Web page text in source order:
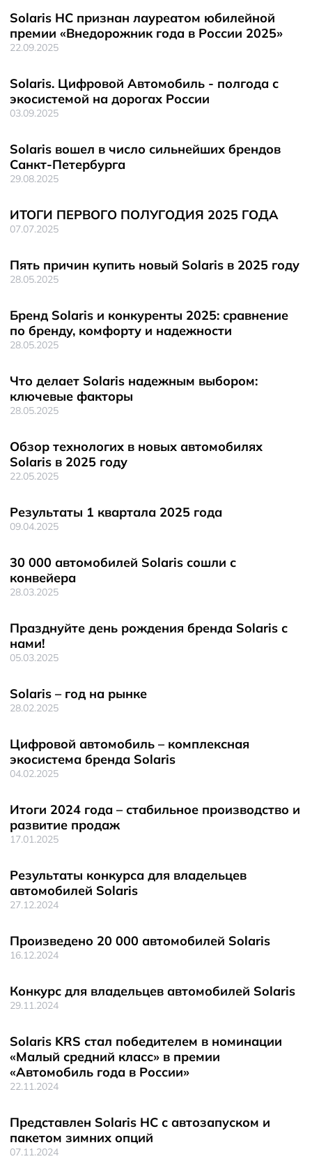
Solaris HC признан лауреатом юбилейной
премии «Внедорожник года в России 2025»
22.09.2025
Solaris. Цифровой Автомобиль - полгода с
экосистемой на дорогах России
03.09.2025
Solaris вошел в число сильнейших брендов
Санкт-Петербурга
29.08.2025
ИТОГИ ПЕРВОГО ПОЛУГОДИЯ 2025 ГОДА
07.07.2025
Пять причин купить новый Solaris в 2025 году
28.05.2025
Бренд Solaris и конкуренты 2025: сравнение
по бренду, комфорту и надежности
28.05.2025
Что делает Solaris надежным выбором:
ключевые факторы
28.05.2025
Обзор технологих в новых автомобилях
Solaris в 2025 году
22.05.2025
Результаты 1 квартала 2025 года
09.04.2025
30 000 автомобилей Solaris сошли с
конвейера
28.03.2025
Празднуйте день рождения бренда Solaris с
нами!
05.03.2025
Solaris – год на рынке
28.02.2025
Цифровой автомобиль – комплексная
экосистема бренда Solaris
04.02.2025
Итоги 2024 года – стабильное производство и
развитие продаж
17.01.2025
Результаты конкурса для владельцев
автомобилей Solaris
27.12.2024
Произведено 20 000 автомобилей Solaris
16.12.2024
Конкурс для владельцев автомобилей Solaris
29.11.2024
Solaris KRS стал победителем в номинации
«Малый средний класс» в премии
«Автомобиль года в России»
22.11.2024
Представлен Solaris HC с автозапуском и
пакетом зимних опций
07.11.2024